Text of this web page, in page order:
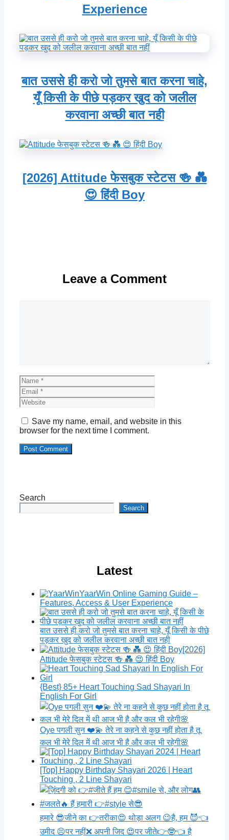
Experience
बात उससे ही करो जो तुमसे बात करना चाहे,
यूँ किसी के पीछे पड़कर खुद को जलील
करवाना अच्छी बात नही
[2026] Attitude फेसबुक स्टेटस 🍻 💑
😍 हिंदी Boy
Leave a Comment
Name
Save my name, email, and website in this
browser for the next time I comment.
Search
Search
Latest
YaarWin Online Gaming Guide –
Features, Access & User Experience
बात उससे ही करो जो तुमसे बात करना चाहे, यूँ किसी के पीछे
पड़कर खुद को जलील करवाना अच्छी बात नही
[2026]
Attitude फेसबुक स्टेटस 🍻 💑 😍 हिंदी Boy
{Best} 85+ Heart Touching Sad Shayari In
English For Girl
Oye पगली सुन ❤️💫 तेरे ना कहने से कुछ नहीं होता है तू
कल भी मेरे दिल में थी आज भी है और कल भी रहेगी🌸
[Top] Happy Birthday Shayari 2026 | Heart
Touching , 2 Line Shayari
हमारे 😎जीने का 👉तरीका😍 थोड़ा अलग 😉है, हम 😈👈
उमीद 😣पर नहीं❌ अपनी जिद 😍पर जीते👉🤓👈 है